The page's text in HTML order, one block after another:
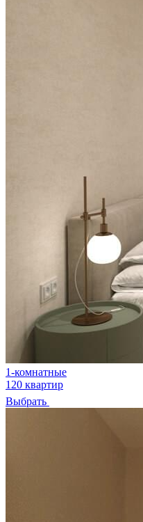
1-комнатные
120 квартир
Выбрать